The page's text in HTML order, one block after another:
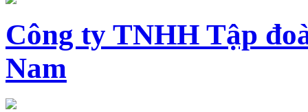
Công ty TNHH Tập
Nam